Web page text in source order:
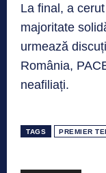
La final, a
majoritate
urmează
România,
neafiliați.
TAGS PREMIER